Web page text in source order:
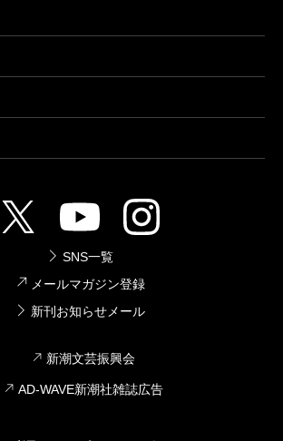
SNS一覧
メールマガジン登録
新刊お知らせメール
新潮文芸振興会
AD-WAVE新潮社雑誌広告